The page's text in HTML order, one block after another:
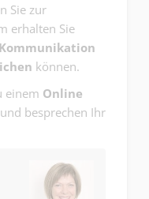
Sie zur
erhalten Sie
Kommunikation
können.
einem Online
und besprechen Ihr